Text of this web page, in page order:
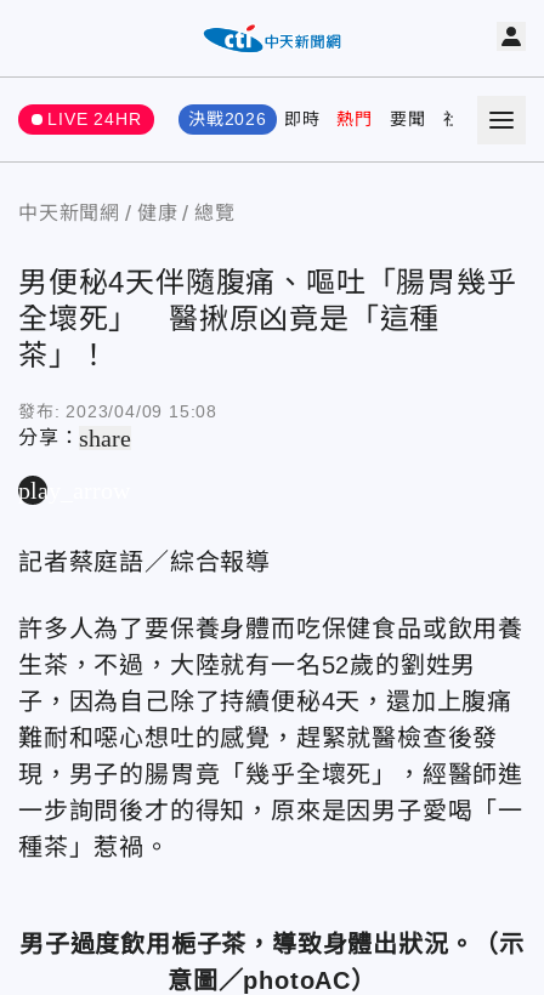
LIVE 24HR 決戰2026 即時 熱門 要聞 社會 娛樂
中天新聞網 健康 總覽
男便秘4天伴隨腹痛、嘔吐「腸胃幾乎
全壞死」 醫揪原凶竟是「這種
茶」！
發布: 2023/04/09 15:08
分享：share
play_arrow
記者蔡庭語／綜合報導
許多人為了要保養身體而吃保健食品或飲用養
生茶，不過，大陸就有一名52歲的劉姓男
子，因為自己除了持續便秘4天，還加上腹痛
難耐和噁心想吐的感覺，趕緊就醫檢查後發
現，男子的腸胃竟「幾乎全壞死」，經醫師進
一步詢問後才的得知，原來是因男子愛喝「一
種茶」惹禍。
男子過度飲用梔子茶，導致身體出狀況。（示
意圖／photoAC）